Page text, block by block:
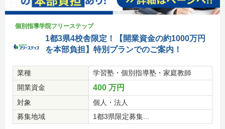
個別指導学院フリーステップ
1都3県4校舎限定！【開業資金の約1000万円
を本部負担】特別プランでのご案内！
業種
学習塾・個別指導塾・家庭教師
開業資金
400 万円
対象
個人・法人
募集地域
1都3県限定募集...